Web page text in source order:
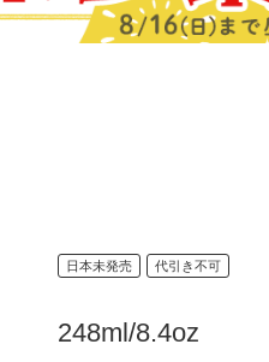
日本未発売 代引き不可
248ml/8.4oz